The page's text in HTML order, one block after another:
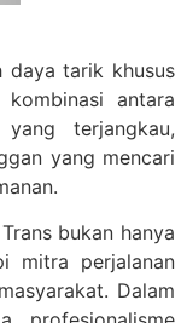
daya tarik khusus
kombinasi antara
terjangkau,
yang mencari
bukan hanya
mitra perjalanan
Dalam